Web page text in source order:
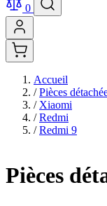
0
Accueil
/ Pièces
/ Xiaomi
/ Redmi
/ Redmi 9
Pièces